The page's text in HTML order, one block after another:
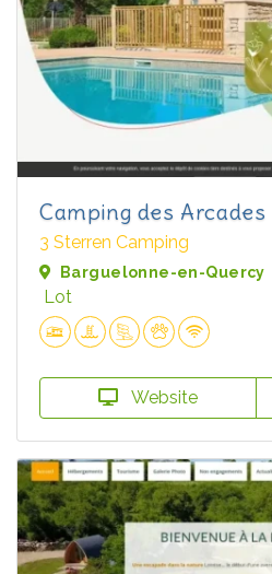
Camping des Arcades
3 Sterren Camping
Barguelonne-en-Quercy
Lot
Website